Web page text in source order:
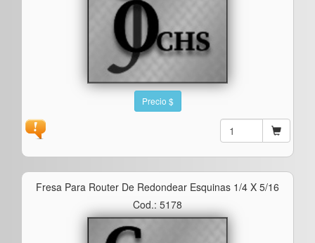
Precio $
Fresa Para Router De Redondear Esquinas 1/4 X 5/16
Cod.: 5178